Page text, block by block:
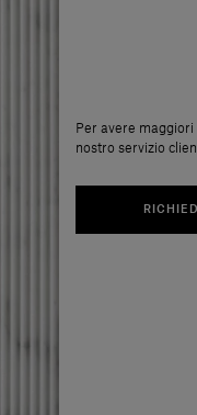
Per avere
nostro servizio